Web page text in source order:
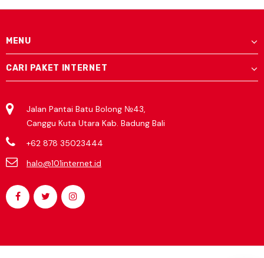
MENU
CARI PAKET INTERNET
Jalan Pantai Batu Bolong №43,
Canggu Kuta Utara Kab. Badung Bali
+62 878 35023444
halo@101internet.id